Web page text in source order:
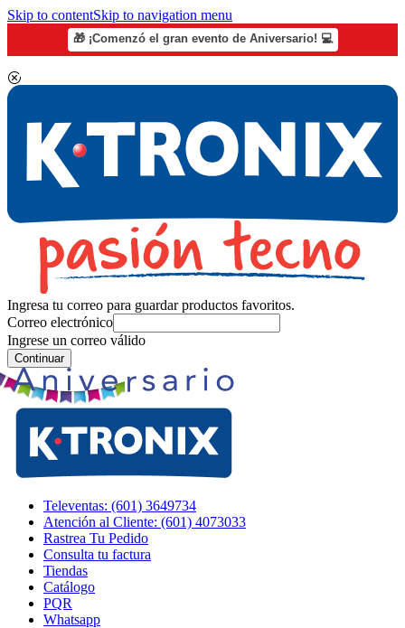
Skip to contentSkip to navigation menu
🎁 ¡Comenzó el gran evento de Aniversario! 💻
Ingresa tu correo para guardar productos favoritos.
Correo electrónico
Ingrese un correo válido
Continuar
Televentas: (601) 3649734
Atención al Cliente: (601) 4073033
Rastrea Tu Pedido
Consulta tu factura
Tiendas
Catálogo
PQR
Whatsapp